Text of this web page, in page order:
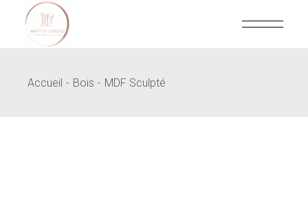
content
Accueil Bois MDF Sculpté